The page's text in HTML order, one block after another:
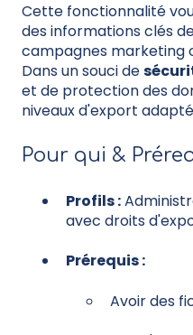
Cette fonctionnalité
des informations clés
campagnes marketing
Dans un souci de
et de protection des
niveaux d'export
Pour qui &
Profils :
avec droits
Prérequis :
Avoir des